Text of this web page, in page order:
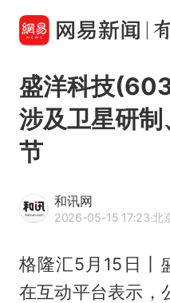
盛洋科技
涉及卫星研
节
和讯网
2026-05-15 17:23·北
格隆汇5月15日丨
在互动平台表示，